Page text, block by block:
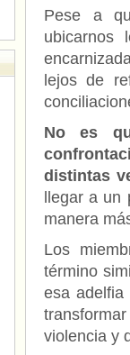
Pese a
ubicarnos
lejos de
No es
distintas
llegar a
manera
Los
término
esa adelfia
violencia y